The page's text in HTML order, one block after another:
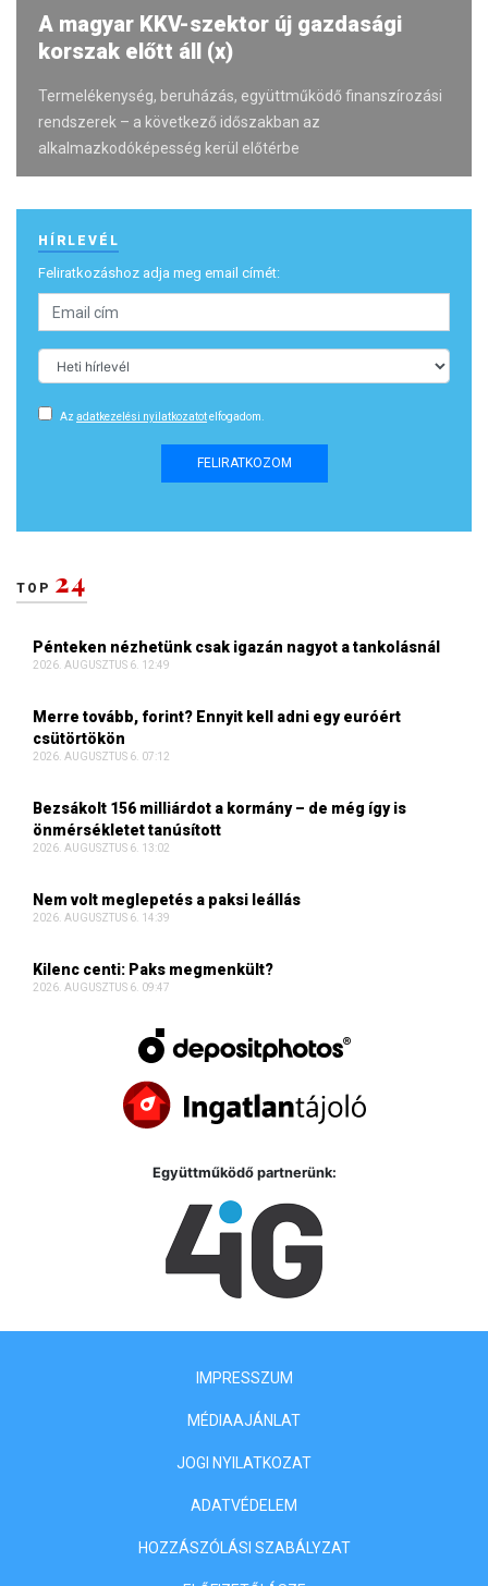
A magyar KKV-szektor új gazdasági
korszak előtt áll (x)
Termelékenység, beruházás, együttműködő finanszírozási
rendszerek – a következő időszakban az
alkalmazkodóképesség kerül előtérbe
HÍRLEVÉL
Feliratkozáshoz adja meg email címét:
Az adatkezelési nyilatkozatotelfogadom.
FELIRATKOZOM
TOP 24
Pénteken nézhetünk csak igazán nagyot a tankolásnál
2026. AUGUSZTUS 6. 12:49
Merre tovább, forint? Ennyit kell adni egy euróért
csütörtökön
2026. AUGUSZTUS 6. 07:12
Bezsákolt 156 milliárdot a kormány – de még így is
önmérsékletet tanúsított
2026. AUGUSZTUS 6. 13:02
Nem volt meglepetés a paksi leállás
2026. AUGUSZTUS 6. 14:39
Kilenc centi: Paks megmenkült?
2026. AUGUSZTUS 6. 09:47
Együttműködő partnerünk:
IMPRESSZUM
MÉDIAAJÁNLAT
JOGI NYILATKOZAT
ADATVÉDELEM
HOZZÁSZÓLÁSI SZABÁLYZAT